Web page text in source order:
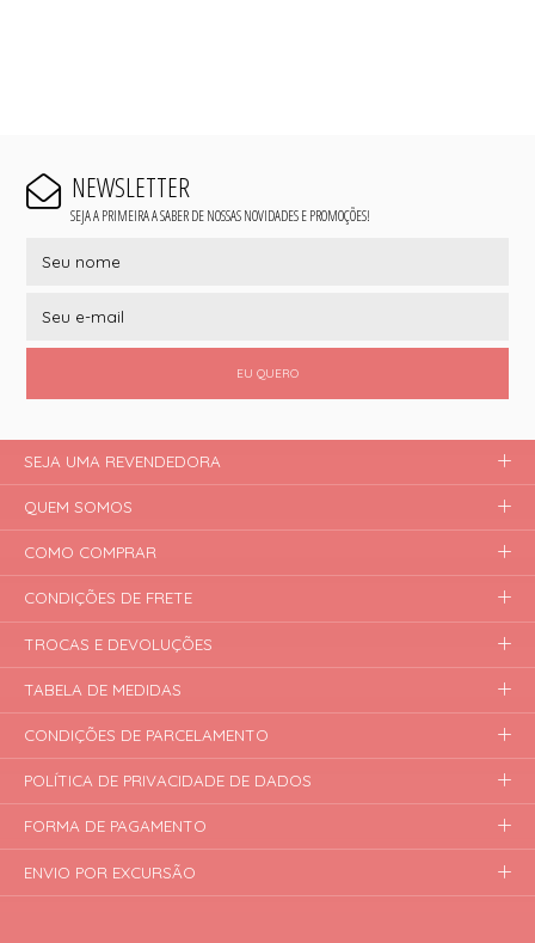
NEWSLETTER
SEJA A PRIMEIRA A SABER DE NOSSAS NOVIDADES E PROMOÇÕES!
EU QUERO
SEJA UMA REVENDEDORA
QUEM SOMOS
COMO COMPRAR
CONDIÇÕES DE FRETE
TROCAS E DEVOLUÇÕES
TABELA DE MEDIDAS
CONDIÇÕES DE PARCELAMENTO
POLÍTICA DE PRIVACIDADE DE DADOS
FORMA DE PAGAMENTO
ENVIO POR EXCURSÃO